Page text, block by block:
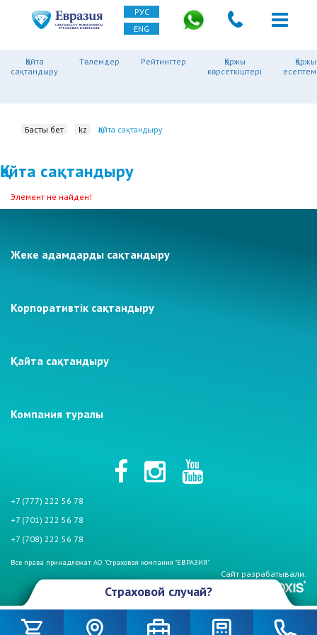
РУС
ENG
Қайта
сақтандыру
Төлемдер Рейтингтер
Қаржы
көрсеткіштері
Қаржы
Басты бет kz Қайта сақтандыру
Қайта сақтандыру
Элемент не найден!
Жеке адамдарды сақтандыру
Корпоративтік сақтандыру
Қайта сақтандыру
Компания туралы
+7 (777) 222 56 78
+7 (701) 222 56 78
+7 (708) 222 56 78
Все права принадлежат АО "Страховая компания "ЕВРАЗИЯ"
Сайт разрабатывали:
Страховой случай?
беспокойтесь, если у Вас страховой полис АО «СК «Евразия». Мы